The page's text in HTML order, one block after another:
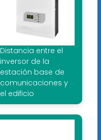
Distancia entre el
inversor de la
estación base de
comunicaciones y
el edificio